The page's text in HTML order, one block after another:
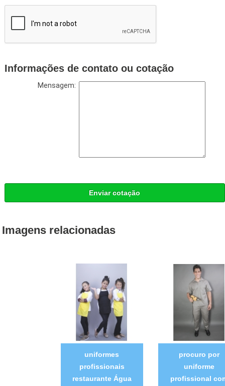
Informações de contato ou cotação
Mensagem:
Enviar cotação
Imagens relacionadas
uniformes
profissionais
restaurante Água
procuro por
uniforme
profissional